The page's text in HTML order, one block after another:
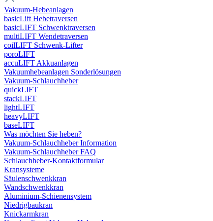
Vakuum-Hebeanlagen
basicLift Hebetraversen
basicLIFT Schwenktraversen
multiLIFT Wendetraversen
coilLIFT Schwenk-Lifter
poroLIFT
accuLIFT Akkuanlagen
Vakuumhebeanlagen Sonderlösungen
Vakuum-Schlauchheber
quickLIFT
stackLIFT
lightLIFT
heavyLIFT
baseLIFT
Was möchten Sie heben?
Vakuum-Schlauchheber Information
Vakuum-Schlauchheber FAQ
Schlauchheber-Kontaktformular
Kransysteme
Säulenschwenkkran
Wandschwenkkran
Aluminium-Schienensystem
Niedrigbaukran
Knickarmkran